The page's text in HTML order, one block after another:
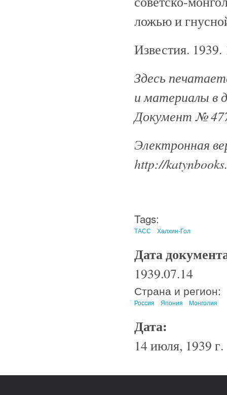
ложью и
Известия.
Здесь
и материалы в
Документ №
Электронная
http://
Tags:
ТАСС Халхин-Гол
Дата
1939.07.14
Страна и регион:
Россия Япония Монголия
Дата:
14 июля, 1939 г.